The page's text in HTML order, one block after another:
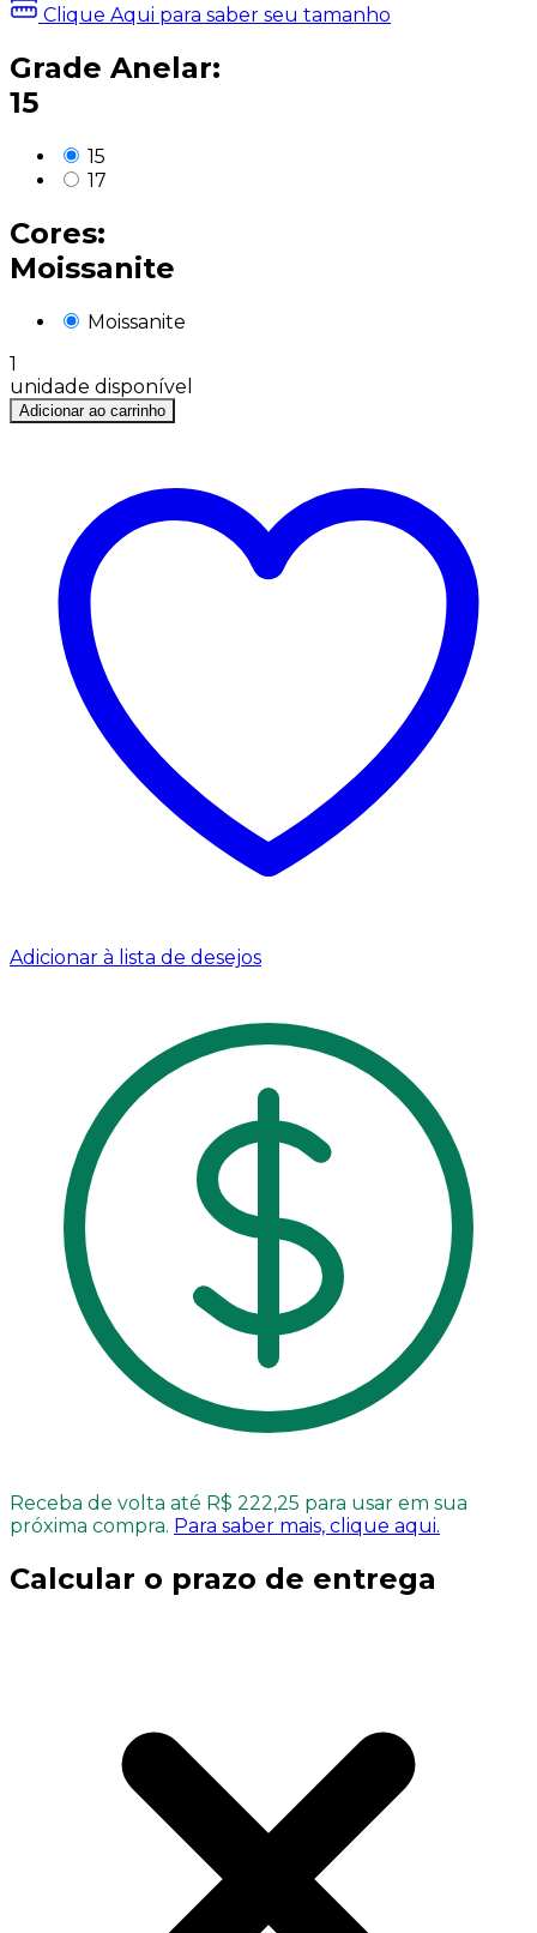
Clique Aqui para saber seu tamanho
Grade Anelar:
15
15
17
Cores:
Moissanite
Moissanite
1
unidade disponível
Adicionar ao carrinho
Adicionar à lista de desejos
Receba de volta até R$ 222,25 para usar em sua
próxima compra. Para saber mais, clique aqui.
Calcular o prazo de entrega